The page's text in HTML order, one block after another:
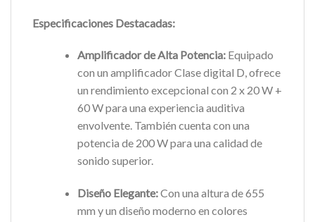
Especificaciones Destacadas:
Amplificador de Alta Potencia: Equipado
con un amplificador Clase digital D, ofrece
un rendimiento excepcional con 2 x 20 W +
60 W para una experiencia auditiva
envolvente. También cuenta con una
potencia de 200 W para una calidad de
sonido superior.
Diseño Elegante:Con una altura de 655
mm y un diseño moderno en colores